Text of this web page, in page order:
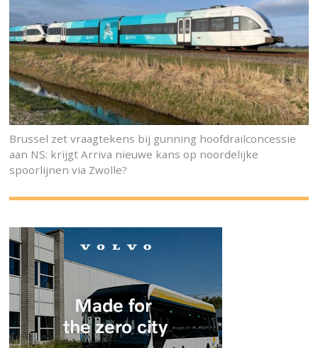
Brussel zet vraagtekens bij gunning hoofdrailconcessie
aan NS: krijgt Arriva nieuwe kans op noordelijke
spoorlijnen via Zwolle?